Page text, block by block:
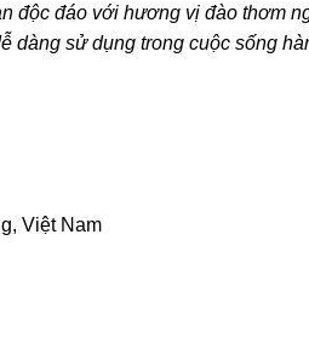
độc đáo với hương vị đào
sử dụng trong cuộc sống
Việt Nam